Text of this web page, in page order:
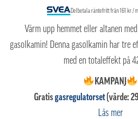
Delbetala räntefritt från 161 kr /
Värm upp hemmet eller altanen
gasolkamin! Denna gasolkamin har tre
med en totaleffekt på
KAMPANJ
Gratisgasregulatorset(värde:
Läs mer